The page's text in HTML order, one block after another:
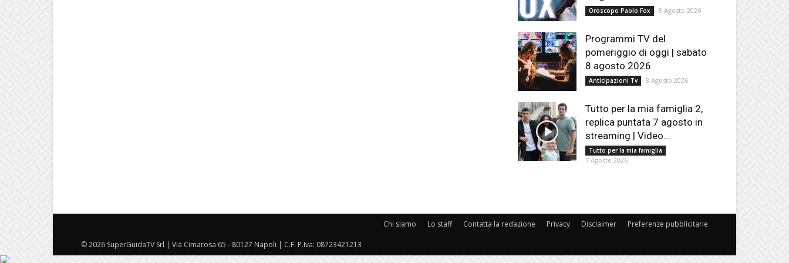
Oroscopo Paolo Fox 8 Agosto 2026
Programmi TV del
pomeriggio di oggi | sabato
8 agosto 2026
Anticipazioni Tv 8 Agosto 2026
Tutto per la mia famiglia 2,
replica puntata 7 agosto in
streaming | Video...
Tutto per la mia famiglia
7 Agosto 2026
Chi siamo Lo staff Contatta la redazione Privacy Disclaimer Preferenze pubblicitarie
© 2026 SuperGuidaTV Srl | Via Cimarosa 65 - 80127 Napoli | C.F. P.Iva: 08723421213